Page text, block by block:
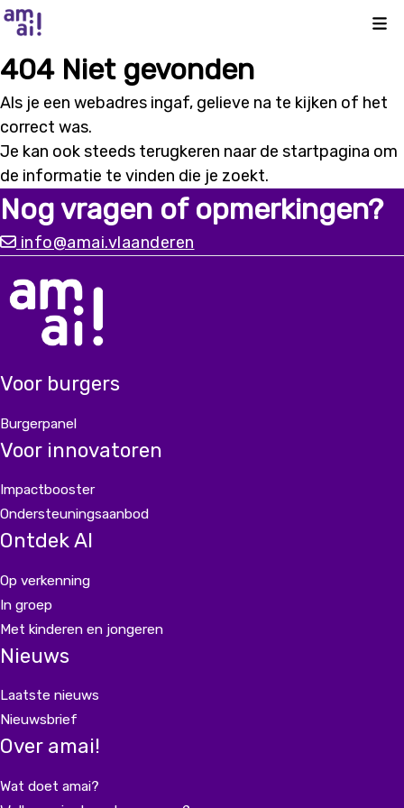
404 Niet gevonden
Als je een webadres ingaf, gelieve na te kijken of het
correct was.
Je kan ook steeds terugkeren naar de startpagina om
de informatie te vinden die je zoekt.
Nog vragen of opmerkingen?
info@amai.vlaanderen
Voor burgers
Burgerpanel
Voor innovatoren
Impactbooster
Ondersteuningsaanbod
Ontdek AI
Op verkenning
In groep
Met kinderen en jongeren
Nieuws
Laatste nieuws
Nieuwsbrief
Over amai!
Wat doet amai?